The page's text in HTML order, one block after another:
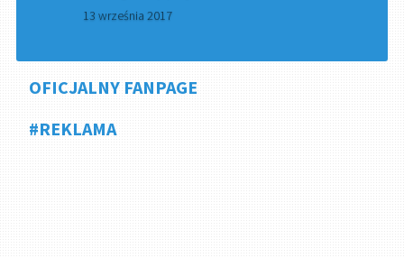
13 września 2017
OFICJALNY FANPAGE
#REKLAMA